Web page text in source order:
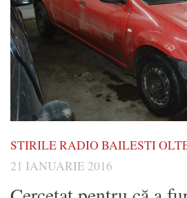
STIRILE RADIO BAILESTI
21 IANUARIE 2016